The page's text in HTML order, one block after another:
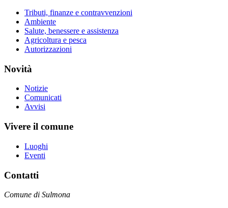
Tributi, finanze e contravvenzioni
Ambiente
Salute, benessere e assistenza
Agricoltura e pesca
Autorizzazioni
Novità
Notizie
Comunicati
Avvisi
Vivere il comune
Luoghi
Eventi
Contatti
Comune di Sulmona